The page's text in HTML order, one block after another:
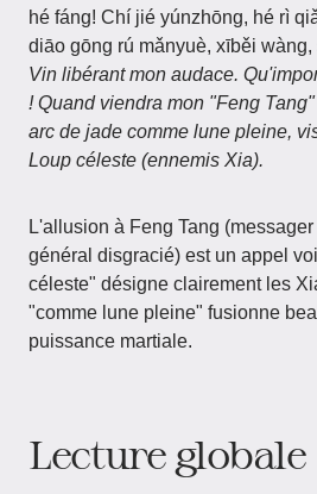
hé fáng! Chí jié yúnzhōng, hé rì
diāo gōng rú mǎnyuè, xīběi wàng,
Vin libérant mon audace.
! Quand viendra mon "Feng
arc de jade comme lune pleine,
Loup céleste (ennemis Xia).
L'allusion à Feng Tang
général disgracié) est un appel
céleste" désigne clairement les
"comme lune pleine" fusionne
puissance martiale.
Lecture globale